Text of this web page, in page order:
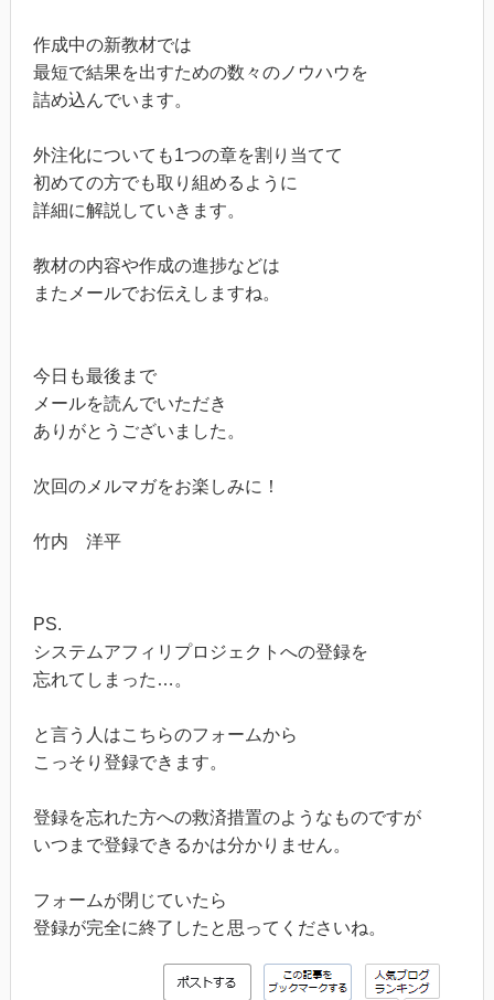
作成中の新教材では
最短で結果を出すための数々のノウハウを
詰め込んでいます。
外注化についても1つの章を割り当てて
初めての方でも取り組めるように
詳細に解説していきます。
教材の内容や作成の進捗などは
またメールでお伝えしますね。
今日も最後まで
メールを読んでいただき
ありがとうございました。
次回のメルマガをお楽しみに！
竹内 洋平
PS.
システムアフィリプロジェクトへの登録を
忘れてしまった…。
と言う人はこちらのフォームから
こっそり登録できます。
登録を忘れた方への救済措置のようなものですが
いつまで登録できるかは分かりません。
フォームが閉じていたら
登録が完全に終了したと思ってくださいね。